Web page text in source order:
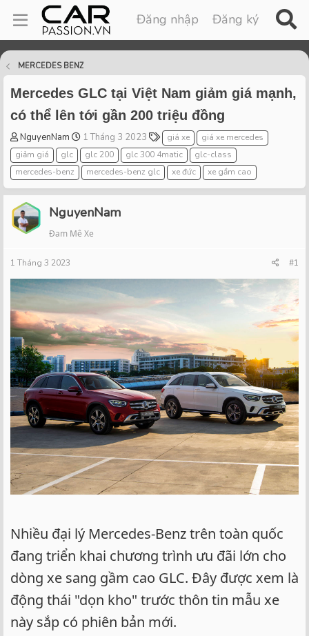
Đăng nhập Đăng ký
MERCEDES BENZ
Mercedes GLC tại Việt Nam giảm giá mạnh,
có thể lên tới gần 200 triệu đồng
T
h
r
e
a
d
s
t
r
e
NguyenNam
S
t
a
r
t
a
t
1 Tháng 3 2023
T
a
g
s
giá xe
giá xe mercedes
giảm giá
glc glc 200 glc 300 4matic
glc-class
mercedes-benz
mercedes-benz glc xe đức xe gầm cao
NguyenNam
Đam Mê Xe
1 Tháng 3 2023 #1
Nhiều đại lý Mercedes-Benz trên toàn quốc
đang triển khai chương trình ưu đãi lớn cho
dòng xe sang gầm cao GLC. Đây được xem là
động thái "dọn kho" trước thôn tin mẫu xe
này sắp có phiên bản mới.